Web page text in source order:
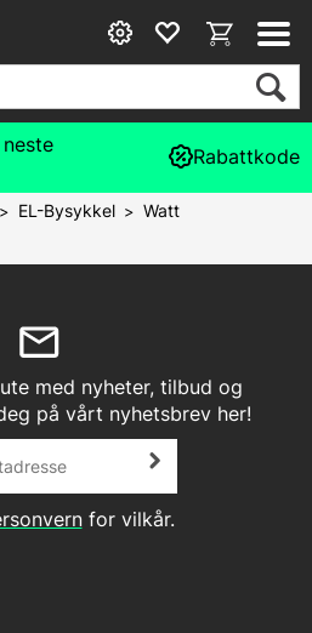
Rabattkode
EL-Bysykkel >Watt
med nyheter, tilbud og
på vårt nyhetsbrev her!
for vilkår.